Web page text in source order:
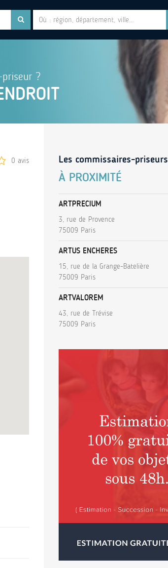
?
0 avis Les commissaires-priseurs
À PROXIMITÉ
ARTPRECIUM
3, rue de Provence
75009 Paris
ARTUS ENCHERES
15, rue de la Grange-Batelière
75009 Paris
ARTVALOREM
43, rue de Trévise
75009 Paris